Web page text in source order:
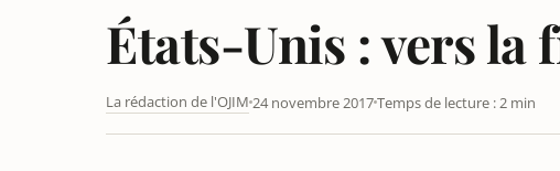
États-Unis : vers la
La rédaction de l'OJIM 24 novembre 2017Temps de lecture : 2 min
ÉTATS-UNIS : VERS LA FIN DE LA NEUTRALITÉ DU NET ?